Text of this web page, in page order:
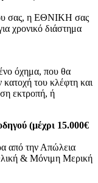
σας, η ΕΘΝΙΚΗ σας
χρονικό διάστημα
όχημα, που θα
του κλέφτη και
εκτροπή, ή
(μέχρι 15.000€
από την Απώλεια
& Μόνιμη Μερική